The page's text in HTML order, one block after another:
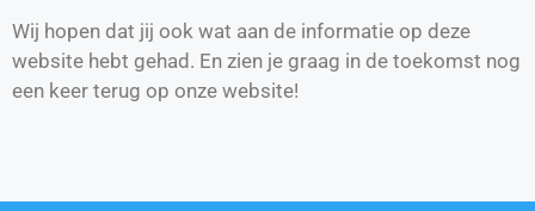
Wij hopen dat jij ook wat aan de informatie op deze
website hebt gehad. En zien je graag in de toekomst nog
een keer terug op onze website!